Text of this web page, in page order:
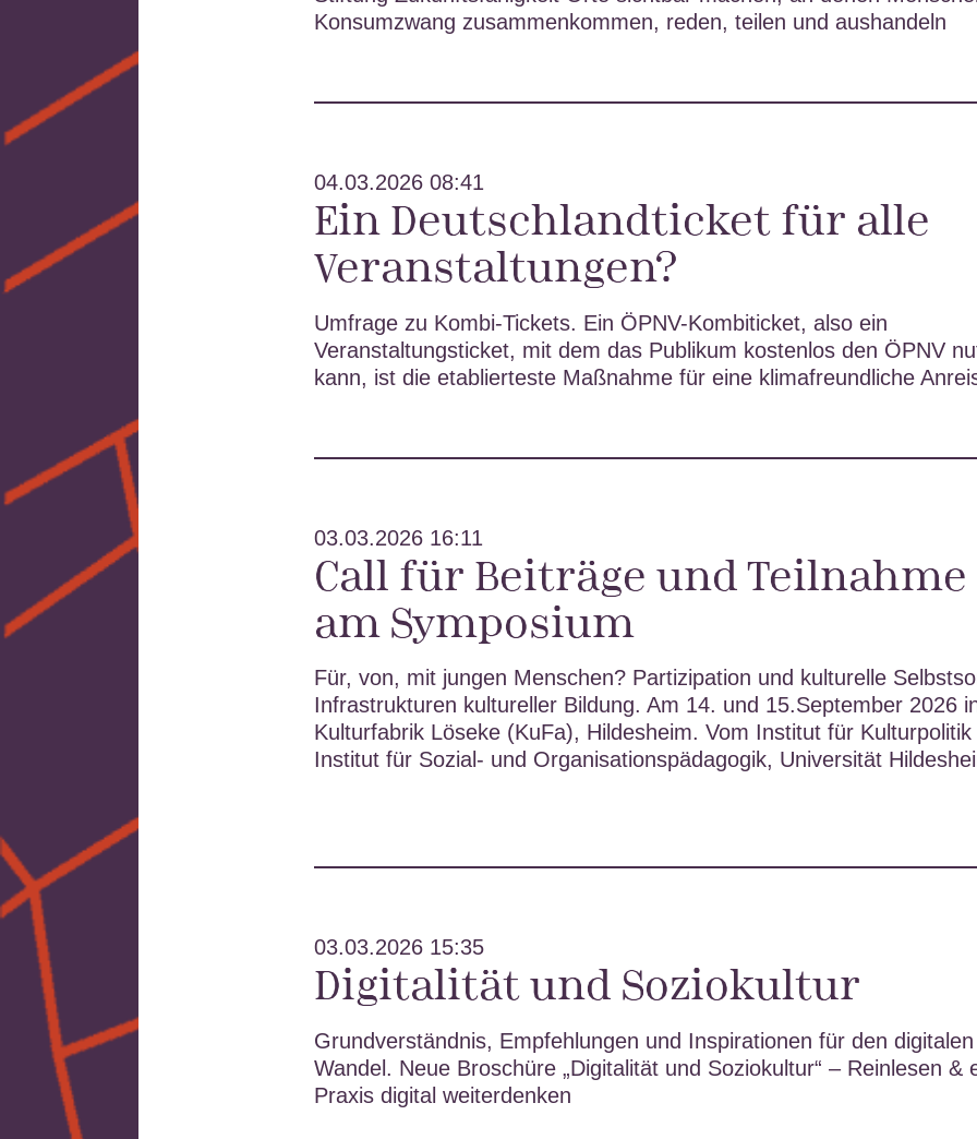
Konsumzwang zusammenkommen, reden, teilen und aushandeln
04.03.2026 08:41
Ein Deutschlandticket für alle
Veranstaltungen?
Umfrage zu Kombi-Tickets. Ein ÖPNV-Kombiticket, also ein
Veranstaltungsticket, mit dem das Publikum kostenlos den ÖPNV
kann, ist die etablierteste Maßnahme für eine klimafreundliche
03.03.2026 16:11
Call für Beiträge und Teilnahme
am Symposium
Für, von, mit jungen Menschen? Partizipation und kulturelle
Infrastrukturen kultureller Bildung. Am 14. und 15.September 2026
Kulturfabrik Löseke (KuFa), Hildesheim. Vom Institut für Kulturpolitik
Institut für Sozial- und Organisationspädagogik, Universität
03.03.2026 15:35
Digitalität und Soziokultur
Grundverständnis, Empfehlungen und Inspirationen für den digitalen
Wandel. Neue Broschüre „Digitalität und Soziokultur“ – Reinlesen &
Praxis digital weiterdenken